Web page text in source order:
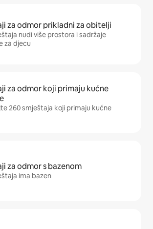
za odmor prikladni za obitelji
nudi više prostora i sadržaje
za djecu
za odmor koji primaju kućne
260 smještaja koji primaju kućne
za odmor s bazenom
ima bazen